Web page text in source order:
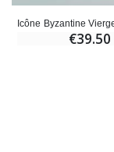
€39.50